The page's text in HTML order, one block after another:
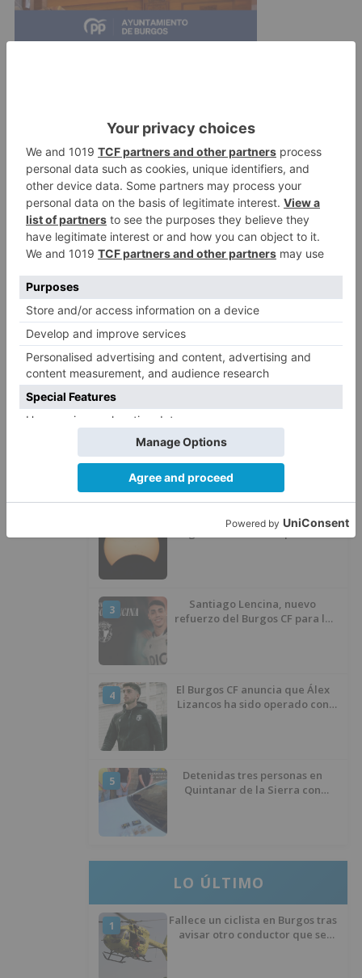
Endesa de este domingo, en su visita al Barça,
un club que Renfroe conoce de primera mano:
"Este va a ser el principio para todos. Es
importante empezar con buen pie y eso es lo
que vamos a intentar. Nos hemos estado
preparando y vamos allí a luchar".
alex renfroe san pablo queremos
día
mejor equipo posible
Detienen a un joven de 27 años
por el robo de cableado y por
atentado contra los agentes
Calor y posibles tormentas en
Burgos durante el eclipse del 12
3
Santiago Lencina, nuevo
refuerzo del Burgos CF para la
4
El Burgos CF anuncia que Álex
Lizancos ha sido operado con
5
Detenidas tres personas en
Quintanar de la Sierra con
LO ÚLTIMO
1
Fallece un ciclista en Burgos tras
avisar otro conductor que se